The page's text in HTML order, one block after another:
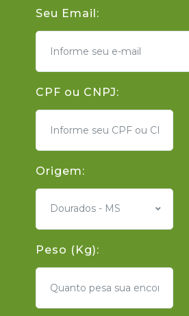
Seu Email:
CPF ou CNPJ:
Origem:
Dourados - MS
Peso (Kg):